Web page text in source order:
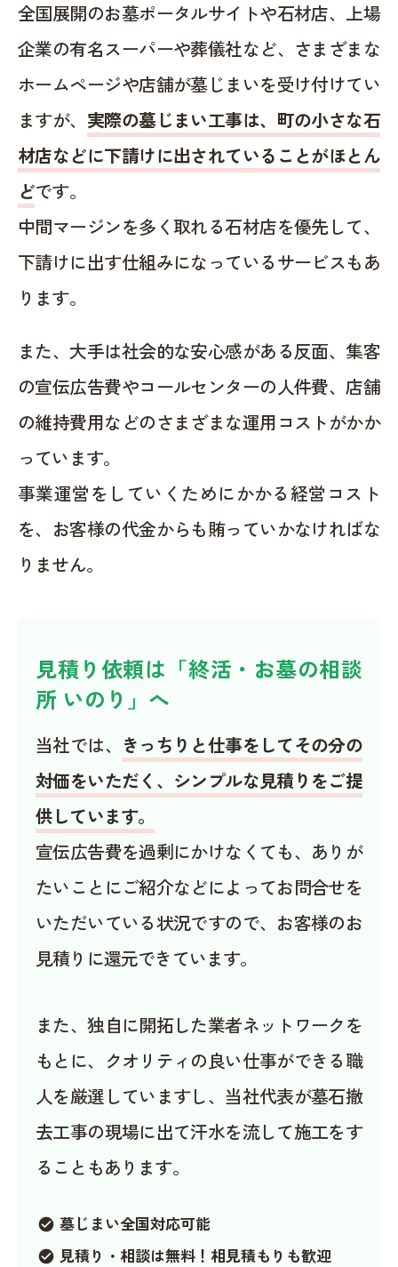
全国展開のお墓ポータルサイトや石材店、上場
企業の有名スーパーや葬儀社など、さまざまな
ホームページや店舗が墓じまいを受け付けてい
ますが、 実際の墓じまい工事は、町の小さな石
材店などに下請けに出されていることがほとん
どです。
中間マージンを多く取れる石材店を優先して、
下請けに出す仕組みになっているサービスもあ
ります。
また、大手は社会的な安心感がある反面、集客
の宣伝広告費やコールセンターの人件費、店舗
の維持費用などのさまざまな運用コストがかか
っています。
事業運営をしていくためにかかる経営コスト
を、お客様の代金からも賄っていかなければな
りません。
見積り依頼は「終活・お墓の相談
所 いのり」へ
当社では、 きっちりと仕事をしてその分の
対価をいただく、シンプルな見積りをご提
供しています。
宣伝広告費を過剰にかけなくても、ありが
たいことにご紹介などによってお問合せを
いただいている状況ですので、お客様のお
見積りに還元できています。
また、独自に開拓した業者ネットワークを
もとに、クオリティの良い仕事ができる職
人を厳選していますし、当社代表が墓石撤
去工事の現場に出て汗水を流して施工をす
ることもあります。
check_circle 墓じまい全国対応可能
check_circle 見積り・相談は無料！相見積もりも歓迎